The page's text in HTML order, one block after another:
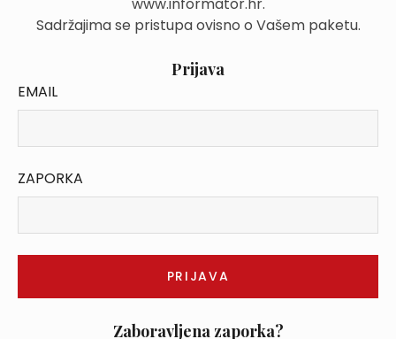
Sadržajima se pristupa ovisno o Vašem paketu.
Prijava
EMAIL
ZAPORKA
Zaboravljena zaporka?